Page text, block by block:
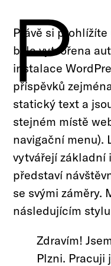
Právě si
byla vytvořena
instalace
příspěvků
statický text a
stejném místě
navigační menu).
vytvářejí základní
představí
se svými záměry.
následujícím
Zdravím!
Plzni. Pracuji